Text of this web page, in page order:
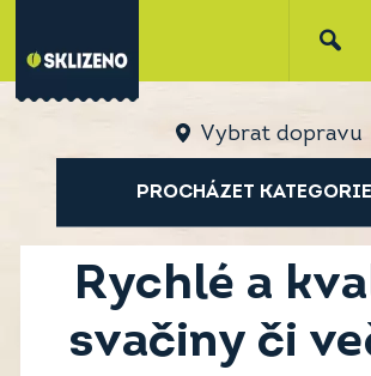
Vybrat dopravu
PROCHÁZET KATEGORIE
Rychlé a
svačiny či